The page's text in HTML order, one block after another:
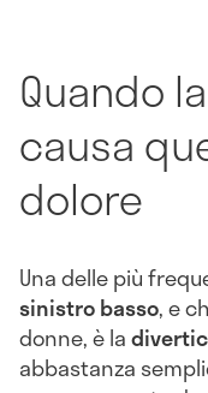
Quando
causa
dolore
Una delle più
sinistro basso, e
donne, è la
abbastanza